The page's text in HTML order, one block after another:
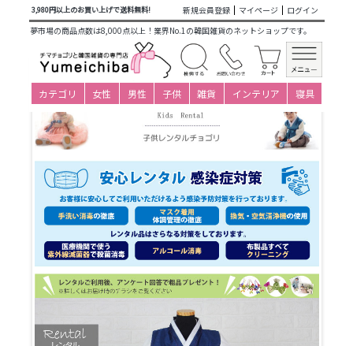
3,980円以上のお買い上げで送料無料! 新規会員登録 マイページ
ログイン
夢市場の商品点数は8,000点以上！業界No.1の韓国雑貨のネットショップです。
カテゴリ 女性 男性 子供 雑貨 インテリア 寝具
商品カテゴリ一覧>仕立て済み衣装(子ども用レンタル) >男の
子レンタルパジチョゴリ>13-14才(身長150～159cm)> 子供レ
ンタルチョゴリ・男の子用No36身長151～155cm前後 14号サ
イズ(目安年令13-14才)